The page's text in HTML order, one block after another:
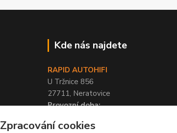
Kde nás najdete
RAPID AUTOHIFI
U Tržnice 856
27711, Neratovice
Provozní doba:
Zpracování cookies